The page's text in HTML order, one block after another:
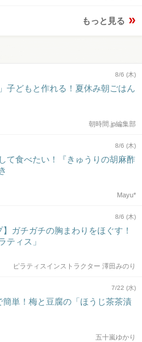
もっと見る
8/6 (木)
子どもと作れる！夏休み朝ごはん
朝時間.jp編集部
8/6 (木)
て食べたい！『きゅうりの胡麻酢
Mayu*
8/6 (木)
】ガチガチの胸まわりをほぐす！
ティス」
ピラティスインストラクター 澤田みのり
7/22 (水)
簡単！梅と豆腐の「ほうじ茶茶漬
五十嵐ゆかり